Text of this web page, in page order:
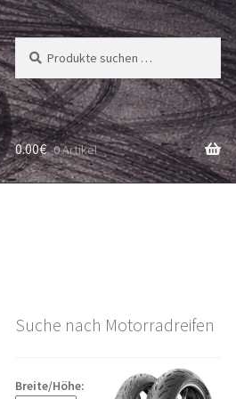
Suchen
nach:
Suchen
0.00€ 0 Artikel
Suche nach Motorradreifen
Breite/Höhe: